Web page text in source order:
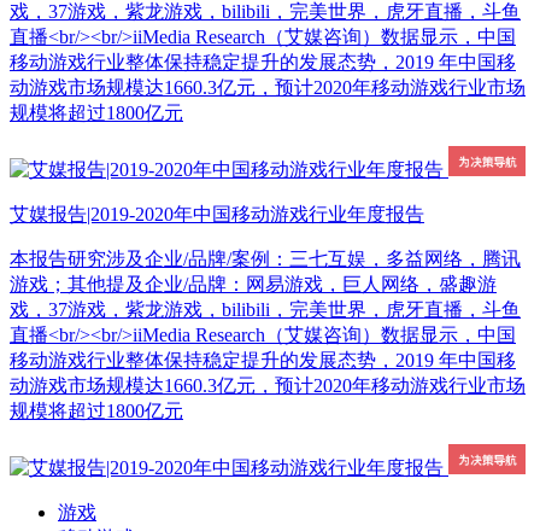
戏，37游戏，紫龙游戏，bilibili，完美世界，虎牙直播，斗鱼
直播<br/><br/>iiMedia Research（艾媒咨询）数据显示，中国
移动游戏行业整体保持稳定提升的发展态势，2019 年中国移
动游戏市场规模达1660.3亿元，预计2020年移动游戏行业市场
规模将超过1800亿元
艾媒报告|2019-2020年中国移动游戏行业年度报告
本报告研究涉及企业/品牌/案例：三七互娱，多益网络，腾讯
游戏；其他提及企业/品牌：网易游戏，巨人网络，盛趣游
戏，37游戏，紫龙游戏，bilibili，完美世界，虎牙直播，斗鱼
直播<br/><br/>iiMedia Research（艾媒咨询）数据显示，中国
移动游戏行业整体保持稳定提升的发展态势，2019 年中国移
动游戏市场规模达1660.3亿元，预计2020年移动游戏行业市场
规模将超过1800亿元
游戏